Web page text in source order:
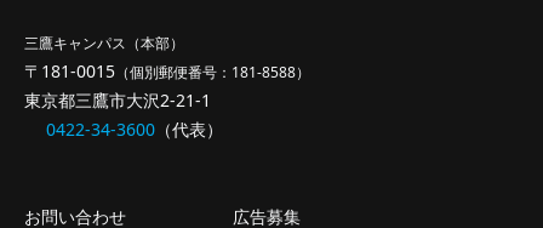
三鷹キャンパス（本部）
〒181-0015 （個別郵便番号：181-8588）
東京都三鷹市大沢2-21-1
0422-34-3600 （代表）
お問い合わせ
広告募集